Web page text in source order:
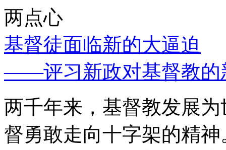
两点心
基督徒面临新的大逼迫
——评习新政对基督教的
两千年来，基督教发展
督勇敢走向十字架的精